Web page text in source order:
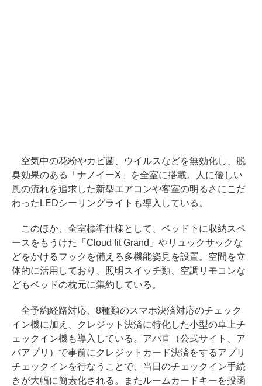
空気中の花粉やカビ菌、ウイルスなどを無効化し、脱
臭効果のある「ナノイーX」を全室に搭載。人に優しい
風の流れを追求した新型エアコンや客室の明るさにこだ
わったLEDシーリングライトも導入している。
このほか、全室標準仕様として、ベッド下に収納スペ
ースをもうけた「Cloud fit Grand」やリュックサックな
どをかけるフックを備える多機能姿見を設置。空間を立
体的に活用しており、照明スイッチ類、空調リモコンな
どもベッドの枕元に集約している。
全予約経路対応、8種類のスマホ決済対応のチェック
イン機に加え、クレジット決済に特化した小型の卓上チ
ェックイン機も導入している。アパ直（公式サイト、ア
パアプリ）で事前にクレジットカード決済をするアプリ
チェックインを行なうことで、当日のチェックイン手続
きが大幅に簡素化される。またルームカードキーを投函